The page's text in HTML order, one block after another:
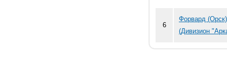
6
Форвард
(Дивизион